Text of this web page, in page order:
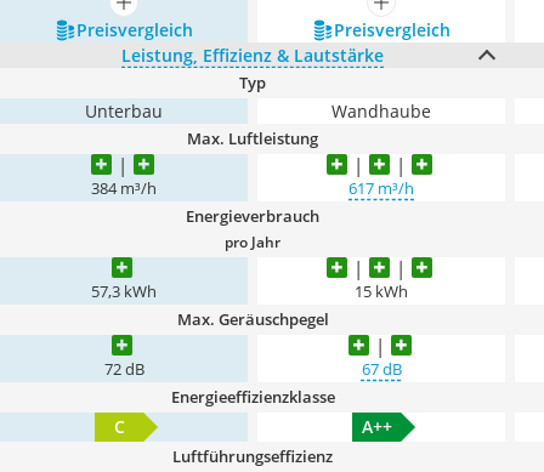
mehr anzeigen
mehr anzeigen
Preis­vergleich
Preis­vergleich
Leistung, Effizienz & Lautstärke
Typ
Unterbau Wandhaube
Max. Luftleistung
384 m³/h 617 m³/h
Energieverbrauch
pro Jahr
57,3 kWh 15 kWh
Max. Geräuschpegel
72 dB 67 dB
Energieeffizienzklasse
C A++
Luftführungseffizienz